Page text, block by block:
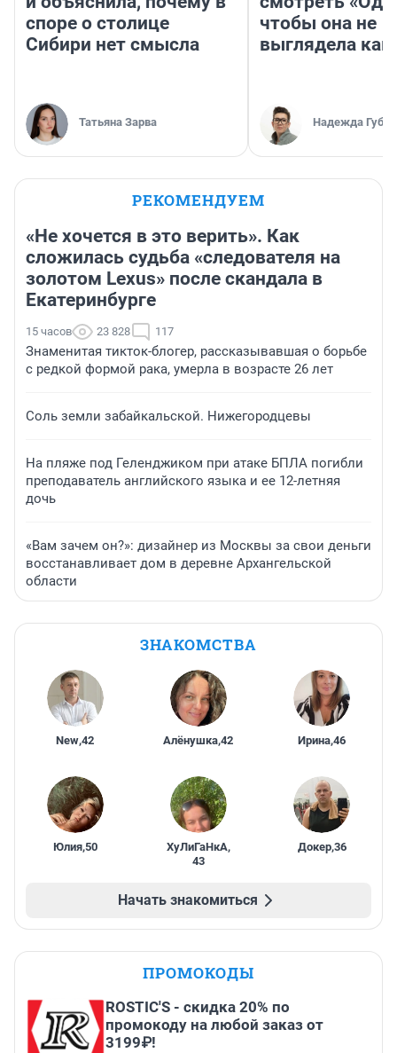
споре о столице
Сибири нет смысла
Татьяна Зарва
чтобы она не
выглядела как
Надежда
РЕКОМЕНДУЕМ
«Не хочется в это верить». Как
сложилась судьба «следователя на
золотом Lexus» после скандала в
Екатеринбурге
15 часов 23 828 117
Знаменитая тикток-блогер, рассказывавшая о борьбе
с редкой формой рака, умерла в возрасте 26 лет
Соль земли забайкальской. Нижегородцевы
На пляже под Геленджиком при атаке БПЛА погибли
преподаватель английского языка и ее 12-летняя
дочь
«Вам зачем он?»: дизайнер из Москвы за свои деньги
восстанавливает дом в деревне Архангельской
области
ЗНАКОМСТВА
New,42 Алёнушка,42 Ирина,46
Юлия,50 ХуЛиГаНкА,
43
Докер,36
Начать знакомиться
ПРОМОКОДЫ
ROSTIC'S - скидка 20% по
промокоду на любой заказ от
3199₽!